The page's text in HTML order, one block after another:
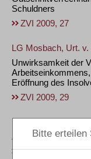
Schuldners
ZVI 2009, 27
LG Mosbach, Urt.
Unwirksamkeit der
Eröffnung des
ZVI 2009, 29
LG Itzehoe, Beschl.
Zuständigkeit der
ZVI 2009, 32